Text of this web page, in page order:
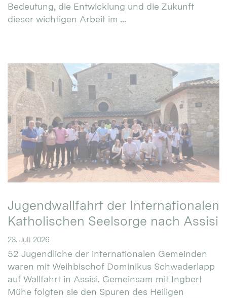
Bedeutung, die Entwicklung und die Zukunft
dieser wichtigen Arbeit im ...
Jugendwallfahrt der Internationalen
Katholischen Seelsorge nach Assisi
23. Juli 2026
52 Jugendliche der internationalen Gemeinden
waren mit Weihbischof Dominikus Schwaderlapp
auf Wallfahrt in Assisi. Gemeinsam mit Ingbert
Mühe folgten sie den Spuren des Heiligen